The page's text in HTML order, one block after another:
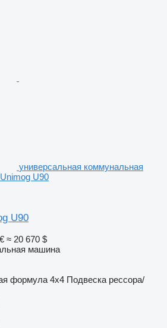
универсальная коммунальная
U90
U90
≈ 20 670 $
машина
формула 4x4 Подвеска рессора/